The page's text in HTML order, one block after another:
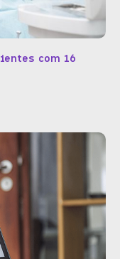
com 16